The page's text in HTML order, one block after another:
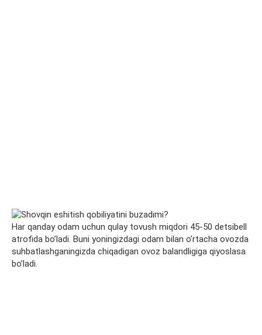
Har qanday odam uchun qulay tovush miqdori 45-50 detsibell
atrofida bo’ladi. Buni yoningizdagi odam bilan o’rtacha ovozda
suhbatlashganingizda chiqadigan ovoz balandligiga qiyoslasa
bo’ladi.